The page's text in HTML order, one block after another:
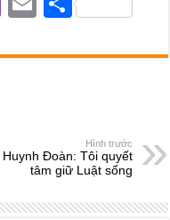
er ail ar
Hình trước
Huynh Đoàn: Tôi quyết
tâm giữ Luật sống